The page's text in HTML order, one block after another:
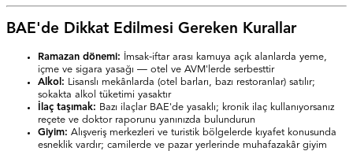
BAE'de Dikkat Edilmesi Gereken Kurallar
Ramazan dönemi: İmsak-iftar arası kamuya açık alanlarda yeme,
içme ve sigara yasağı — otel ve AVM'lerde serbesttir
Alkol: Lisanslı mekânlarda (otel barları, bazı restoranlar) satılır;
sokakta alkol tüketimi yasaktır
İlaç taşımak: Bazı ilaçlar BAE'de yasaklı; kronik ilaç kullanıyorsanız
reçete ve doktor raporunu yanınızda bulundurun
Giyim: Alışveriş merkezleri ve turistik bölgelerde kıyafet konusunda
esneklik vardır; camilerde ve pazar yerlerinde muhafazakâr giyim